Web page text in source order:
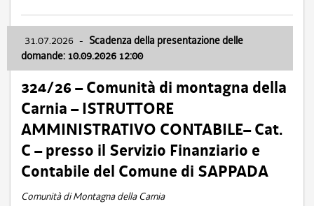
31.07.2026 - Scadenza della presentazione delle
domande: 10.09.2026 12:00
324/26 – Comunità di montagna della
Carnia – ISTRUTTORE
AMMINISTRATIVO CONTABILE– Cat.
C – presso il Servizio Finanziario e
Contabile del Comune di SAPPADA
Comunità di Montagna della Carnia